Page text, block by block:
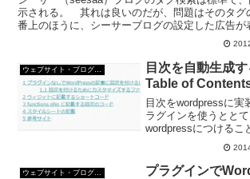
示される。 其れは良いのだが、問題はそのタ
番上のほうに、シーサーブログの設定した広告
シーサー（seesaa）ブログのタグのリンクページ
目次を自動生成
Table of
目次をwordpressに
ラグインを使うとと
wordpressにつける
グインを使わないで
あるのだが今回はプ
よう。目次を
ウェブサイト・ブログ作成 プラグインで